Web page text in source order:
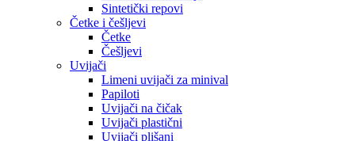
Sintetički repovi
Četke i češljevi
Četke
Češljevi
Uvijači
Limeni uvijači za minival
Papiloti
Uvijači na čičak
Uvijači plastični
Uvijači plišani